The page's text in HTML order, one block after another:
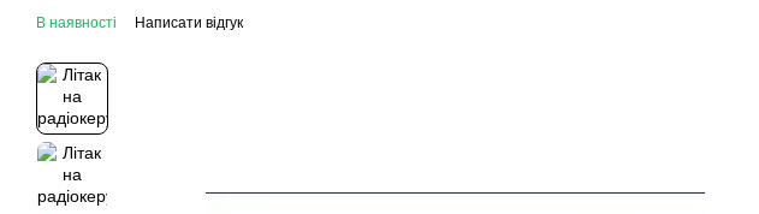
В наявності Написати відгук